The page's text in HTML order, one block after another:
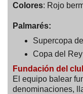
Colores: Rojo
Palmarés:
Supercopa
Copa del
Fundación del
El equipo balear
denominaciones,